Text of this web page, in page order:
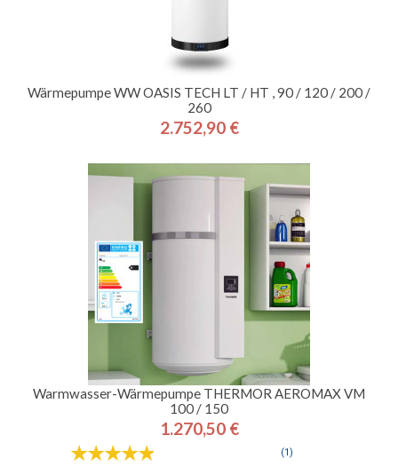
Wärmepumpe WW OASIS TECH LT / HT , 90 / 120 / 200 /
260
Preis
2.752,90 €
Warmwasser-Wärmepumpe THERMOR AEROMAX VM
100 / 150
Preis
1.270,50 €
(1)